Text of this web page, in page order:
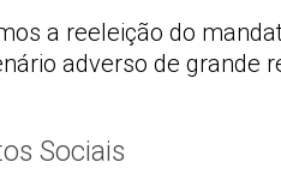
a reeleição do
adverso de grande
Sociais